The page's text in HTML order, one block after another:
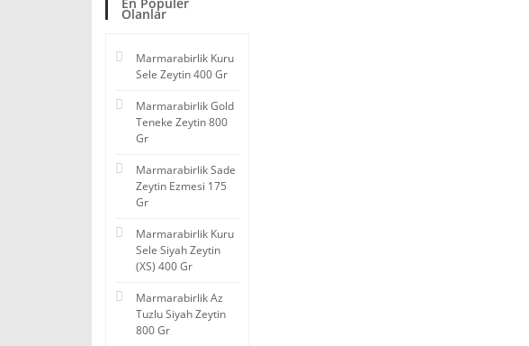
Olanlar
Marmarabirlik Kuru
Sele Zeytin 400 Gr
Marmarabirlik Gold
Teneke Zeytin 800
Gr
Marmarabirlik Sade
Zeytin Ezmesi 175
Gr
Marmarabirlik Kuru
Sele Siyah Zeytin
(XS) 400 Gr
Marmarabirlik Az
Tuzlu Siyah Zeytin
800 Gr